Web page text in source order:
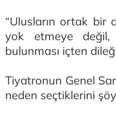
“Ulusların ortak bir
yok etmeye değil,
bulunması içten
Tiyatronun Genel
neden seçtiklerini